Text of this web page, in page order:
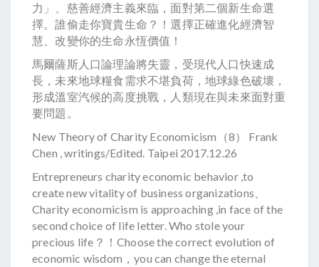
力」、慈善經濟主義來臨，面對第二個新生命選
擇。誰偷走你寶貴生命？！選擇正確進化經濟智
慧、改變你的生命永恆價值！
馬爾薩斯人口論理論將失靈，受現代人口快速成
長，未來地球糧食需求不堪負荷，地球綠色破壞，
形成溫室汽候的高度挑戰，人類現在與未來面對重
要問題。
New Theory of Charity Economicism（8） Frank
Chen , writings/Edited. Taipei 2017.12.26
Entrepreneurs charity economic behavior ,to
create new vitality of business organizations、
Charity economicism is approaching ,in face of the
second choice of life letter. Who stole your
precious life？！Choose the correct evolution of
economic wisdom，you can change the eternal